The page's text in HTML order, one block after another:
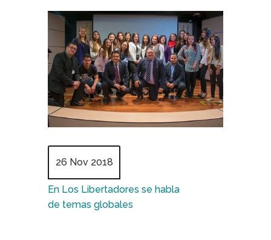
26 Nov 2018
En Los Libertadores se habla
de temas globales